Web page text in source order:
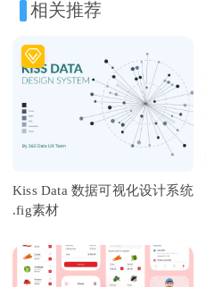
相关推荐
Kiss Data 数据可视化设计系统
.fig素材